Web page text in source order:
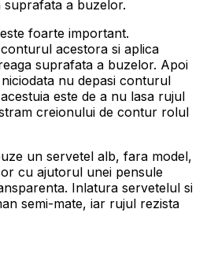
a buzelor.
este foarte important.
acestora si aplica
suprafata a buzelor. Apoi
nu depasi conturul
este de a nu lasa rujul
creionului de contur rolul
un servetel alb, fara model,
cu ajutorul unei pensule
Inlatura servetelul si
semi-mate, iar rujul rezista